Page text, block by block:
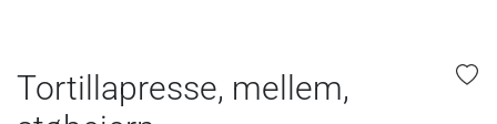
Tortillapresse, mellem,